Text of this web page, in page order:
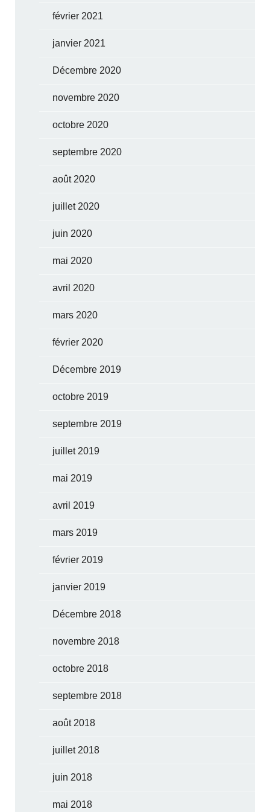
février 2021
janvier 2021
Décembre 2020
novembre 2020
octobre 2020
septembre 2020
août 2020
juillet 2020
juin 2020
mai 2020
avril 2020
mars 2020
février 2020
Décembre 2019
octobre 2019
septembre 2019
juillet 2019
mai 2019
avril 2019
mars 2019
février 2019
janvier 2019
Décembre 2018
novembre 2018
octobre 2018
septembre 2018
août 2018
juillet 2018
juin 2018
mai 2018